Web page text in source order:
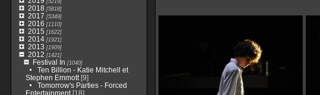
2018 [5818]
2017 [5349]
2016 [1110]
2015 [1622]
2014[1921]
2013 [1909]
2012 [1421]
Festival In [1040]
Ten Billion - Katie Mitchell et
Stephen Emmott[9]
Tomorrow's Parties - Forced
Entertainment[18]